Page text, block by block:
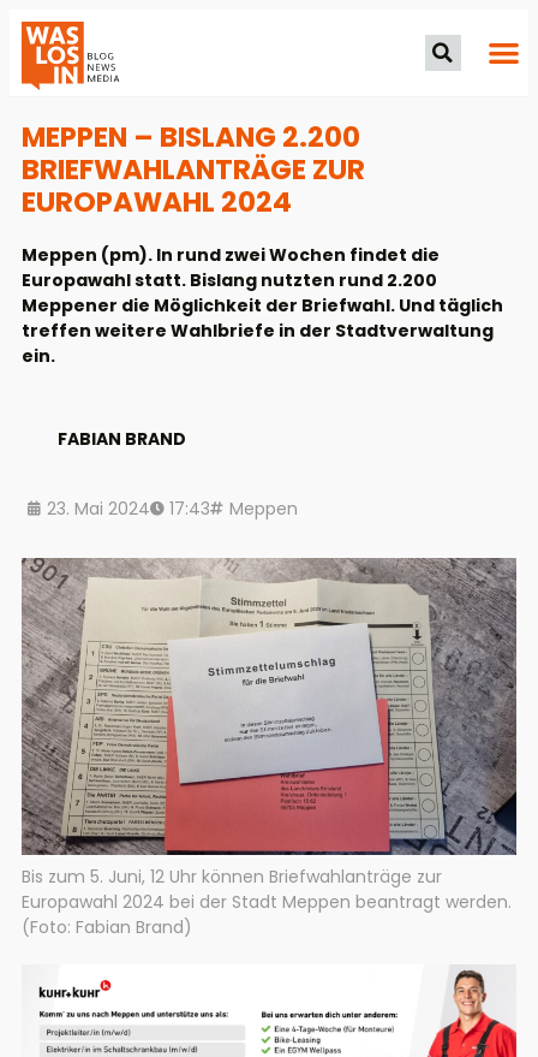
MEPPEN – BISLANG 2.200
BRIEFWAHLANTRÄGE ZUR
EUROPAWAHL 2024
Meppen (pm). In rund zwei Wochen findet die
Europawahl statt. Bislang nutzten rund 2.200
Meppener die Möglichkeit der Briefwahl. Und täglich
treffen weitere Wahlbriefe in der Stadtverwaltung
ein.
FABIAN BRAND
23. Mai 2024 17:43 Meppen
Bis zum 5. Juni, 12 Uhr können Briefwahlanträge zur
Europawahl 2024 bei der Stadt Meppen beantragt werden.
(Foto: Fabian Brand)